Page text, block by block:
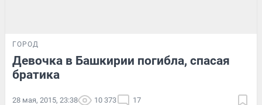
ГОРОД
Девочка в Башкирии погибла, спасая
братика
28 мая, 2015, 23:38 10 373 17